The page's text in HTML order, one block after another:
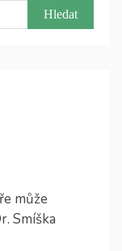
může
Smíška